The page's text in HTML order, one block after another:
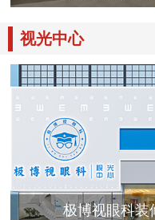
视光中心
极博视眼科装